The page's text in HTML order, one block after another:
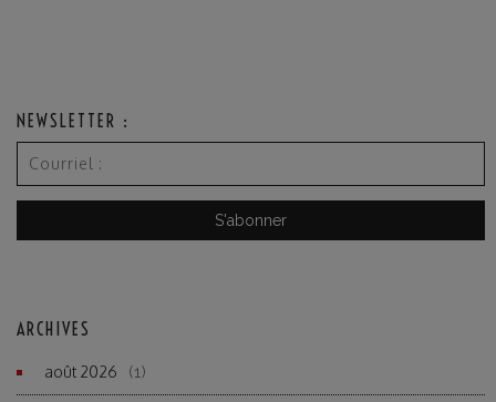
NEWSLETTER :
ARCHIVES
août 2026 (1)